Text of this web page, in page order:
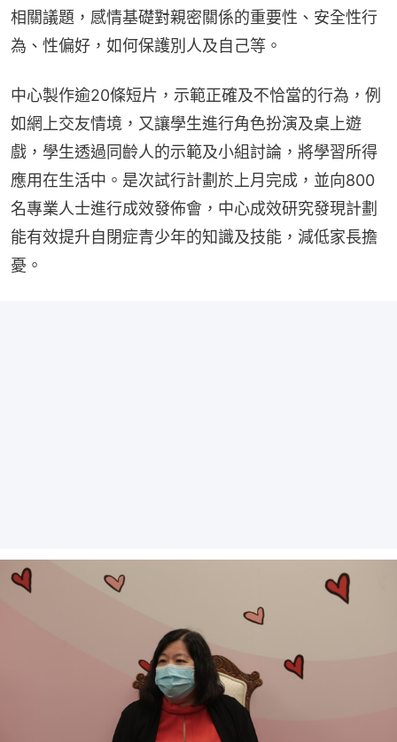
相關議題，感情基礎對親密關係的重要性、安全性行
為、性偏好，如何保護別人及自己等。
中心製作逾20條短片，示範正確及不恰當的行為，例
如網上交友情境，又讓學生進行角色扮演及桌上遊
戲，學生透過同齡人的示範及小組討論，將學習所得
應用在生活中。是次試行計劃於上月完成，並向800
名專業人士進行成效發佈會，中心成效研究發現計劃
能有效提升自閉症青少年的知識及技能，減低家長擔
憂。